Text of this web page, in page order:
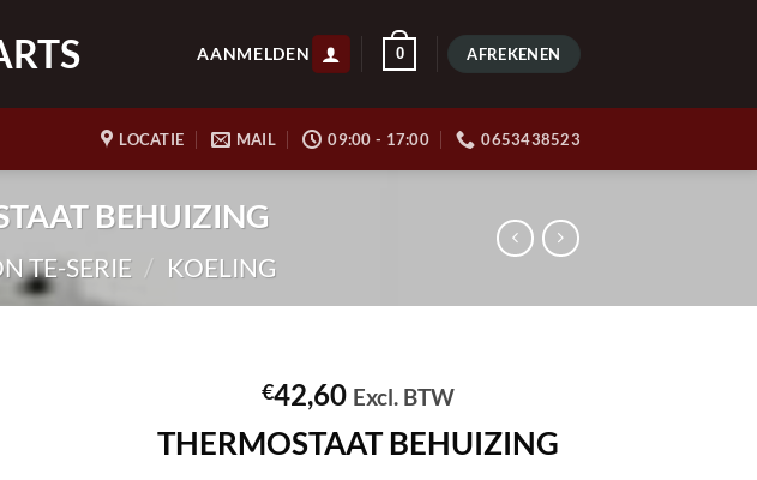
AANMELDEN 0 AFREKENEN
LOCATIE MAIL 09:00 - 17:00 0653438523
BEHUIZING
TE-SERIE / KOELING
€42,60 Excl. BTW
THERMOSTAAT BEHUIZING